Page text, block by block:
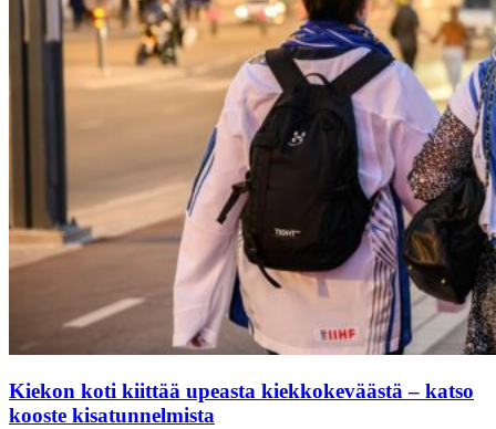
Kiekon koti kiittää upeasta kiekkokeväästä – katso
kooste kisatunnelmista